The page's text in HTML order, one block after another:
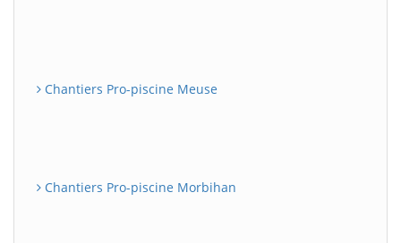
Chantiers Pro-piscine Meuse
Chantiers Pro-piscine Morbihan